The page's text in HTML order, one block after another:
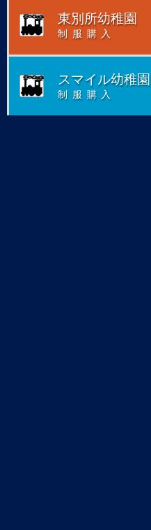
東別所幼稚園
制服購入
スマイル幼稚園
制服購入